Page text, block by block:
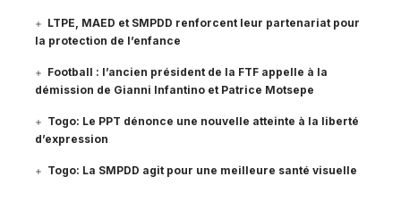
LTPE, MAED et SMPDD renforcent leur partenariat pour
la protection de l’enfance
Football : l’ancien président de la FTF appelle à la
démission de Gianni Infantino et Patrice Motsepe
Togo: Le PPT dénonce une nouvelle atteinte à la liberté
d’expression
Togo: La SMPDD agit pour une meilleure santé visuelle